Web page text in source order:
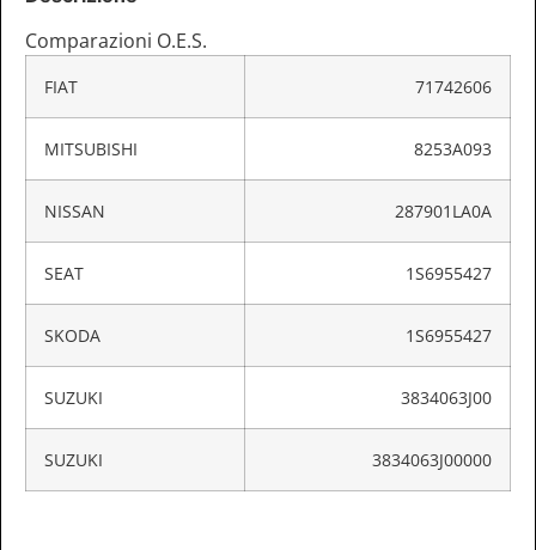
Comparazioni O.E.S.
FIAT 71742606
MITSUBISHI 8253A093
NISSAN 287901LA0A
SEAT 1S6955427
SKODA 1S6955427
SUZUKI 3834063J00
SUZUKI 3834063J00000